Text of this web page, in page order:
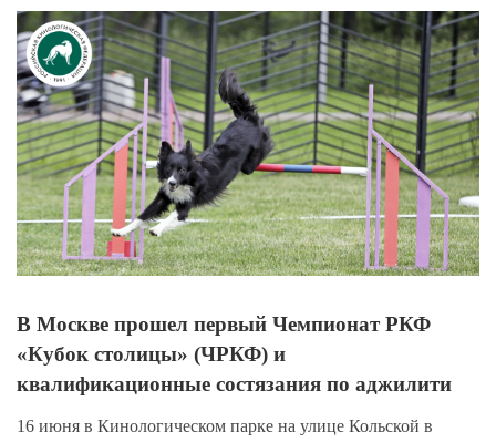
View
Larger
Image
В Москве прошел первый Чемпионат РКФ
«Кубок столицы» (ЧРКФ) и
квалификационные состязания по аджилити
16 июня в Кинологическом парке на улице Кольской в